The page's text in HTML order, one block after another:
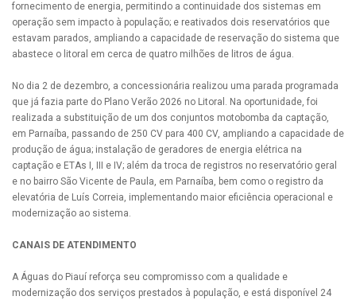
fornecimento de energia, permitindo a continuidade dos sistemas em
operação sem impacto à população; e reativados dois reservatórios que
estavam parados, ampliando a capacidade de reservação do sistema que
abastece o litoral em cerca de quatro milhões de litros de água.
No dia 2 de dezembro, a concessionária realizou uma parada programada
que já fazia parte do Plano Verão 2026 no Litoral. Na oportunidade, foi
realizada a substituição de um dos conjuntos motobomba da captação,
em Parnaíba, passando de 250 CV para 400 CV, ampliando a capacidade de
produção de água; instalação de geradores de energia elétrica na
captação e ETAs I, III e IV; além da troca de registros no reservatório geral
e no bairro São Vicente de Paula, em Parnaíba, bem como o registro da
elevatória de Luís Correia, implementando maior eficiência operacional e
modernização ao sistema.
CANAIS DE ATENDIMENTO
A Águas do Piauí reforça seu compromisso com a qualidade e
modernização dos serviços prestados à população, e está disponível 24